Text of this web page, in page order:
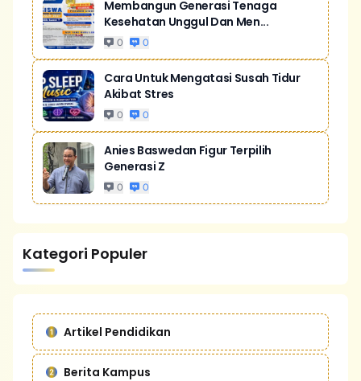
Membangun Generasi Tenaga
Kesehatan Unggul Dan Men...
0 0
Cara Untuk Mengatasi Susah Tidur
Akibat Stres
0 0
Anies Baswedan Figur Terpilih
Generasi Z
0 0
Kategori Populer
Artikel Pendidikan
Berita Kampus